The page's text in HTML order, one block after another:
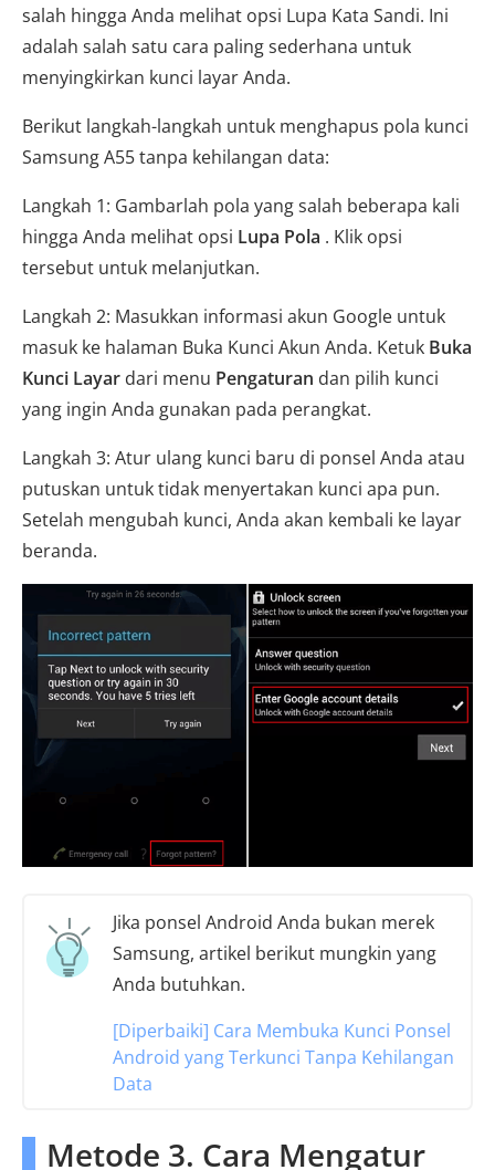
salah hingga Anda melihat opsi Lupa Kata Sandi. Ini
adalah salah satu cara paling sederhana untuk
menyingkirkan kunci layar Anda.
Berikut langkah-langkah untuk menghapus pola kunci
Samsung A55 tanpa kehilangan data:
Langkah 1: Gambarlah pola yang salah beberapa kali
hingga Anda melihat opsi Lupa Pola . Klik opsi
tersebut untuk melanjutkan.
Langkah 2: Masukkan informasi akun Google untuk
masuk ke halaman Buka Kunci Akun Anda. Ketuk Buka
Kunci Layar dari menu Pengaturan dan pilih kunci
yang ingin Anda gunakan pada perangkat.
Langkah 3: Atur ulang kunci baru di ponsel Anda atau
putuskan untuk tidak menyertakan kunci apa pun.
Setelah mengubah kunci, Anda akan kembali ke layar
beranda.
Jika ponsel Android Anda bukan merek
Samsung, artikel berikut mungkin yang
Anda butuhkan.
[Diperbaiki] Cara Membuka Kunci Ponsel
Android yang Terkunci Tanpa Kehilangan
Data
Metode 3. Cara Mengatur